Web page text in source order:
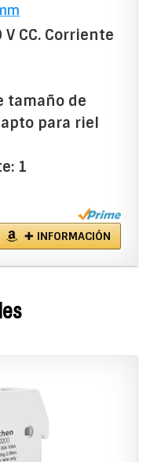
CC. Corriente
tamaño de
para riel
1
✚ INFORMACIÓN